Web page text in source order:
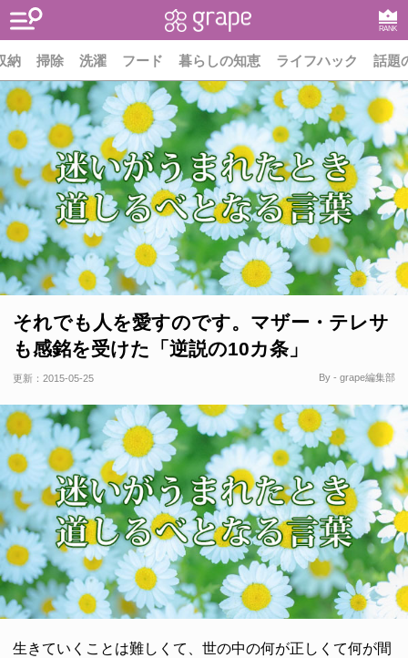
RANK
納 掃除 洗濯 フード 暮らしの知恵 ライフハック 話題
それでも人を愛すのです。マザー・テレサ
も感銘を受けた「逆説の10カ条」
更新： 2015-05-25 By - grape編集部
生きていくことは難しくて、世の中の何が正しくて何が間